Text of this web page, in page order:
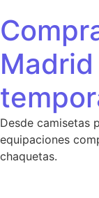
Desde camisetas
equipaciones
chaquetas.